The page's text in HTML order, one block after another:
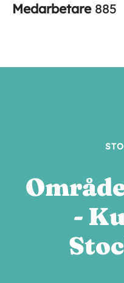
Medarbetare 885
-